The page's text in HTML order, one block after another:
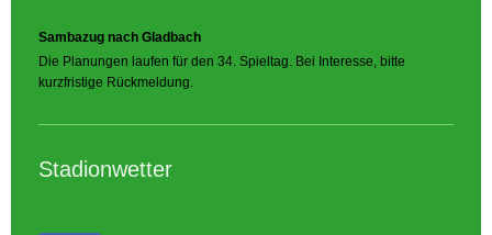
Sambazug nach Gladbach
Die Planungen laufen für den 34. Spieltag. Bei Interesse, bitte
kurzfristige Rückmeldung.
Stadionwetter